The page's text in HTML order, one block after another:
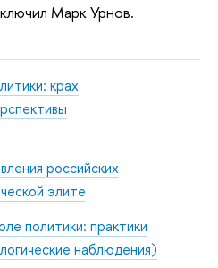
Марк Урнов.
крах
российских
элите
политики: практики
наблюдения)